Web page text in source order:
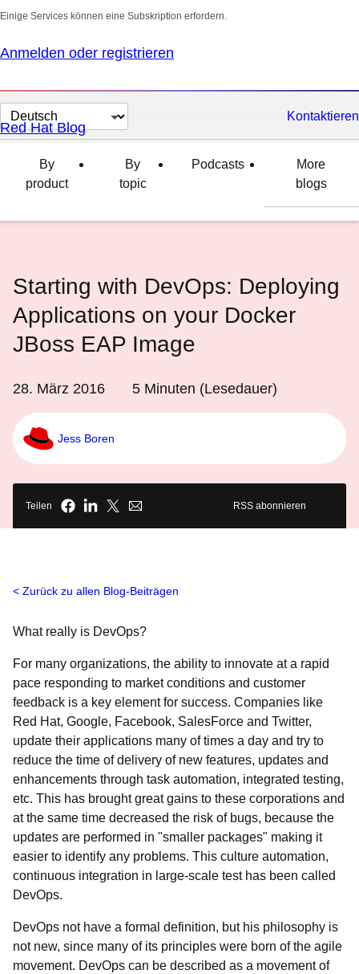
Einige Services können eine Subskription erfordern.
Anmelden oder registrieren
Sprache
auswählen
Kontaktieren
Red Hat Blog
By
product
By
topic
Podcasts
More
blogs
Starting with DevOps: Deploying
Applications on your Docker
JBoss EAP Image
28. März 2016 5 Minuten (Lesedauer)
Jess Boren
Teilen RSS abonnieren
Zurück zu allen Blog-Beiträgen
What really is DevOps?
For many organizations, the ability to innovate at a rapid
pace responding to market conditions and customer
feedback is a key element for success. Companies like
Red Hat, Google, Facebook, SalesForce and Twitter,
update their applications many of times a day and try to
reduce the time of delivery of new features, updates and
enhancements through task automation, integrated testing,
etc. This has brought great gains to these corporations and
at the same time decreased the risk of bugs, because the
updates are performed in "smaller packages" making it
easier to identify any problems. This culture automation,
continuous integration in large-scale test has been called
DevOps.
DevOps not have a formal definition, but his philosophy is
not new, since many of its principles were born of the agile
movement. DevOps can be described as a movement of